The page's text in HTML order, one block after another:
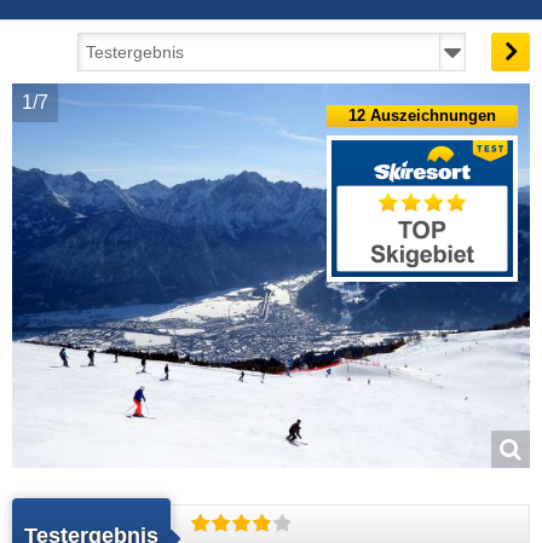
1/7
Testergebnis
12 Auszeichnungen